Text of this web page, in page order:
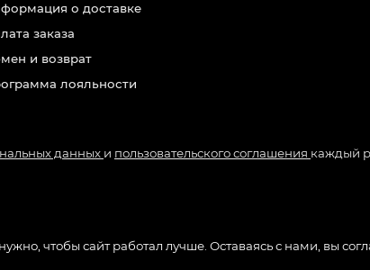
чтобы сайт работал лучше. Оставаясь с нами, вы
о доставке
заказа
и возврат
лояльности
данных и пользовательского соглашения каждый